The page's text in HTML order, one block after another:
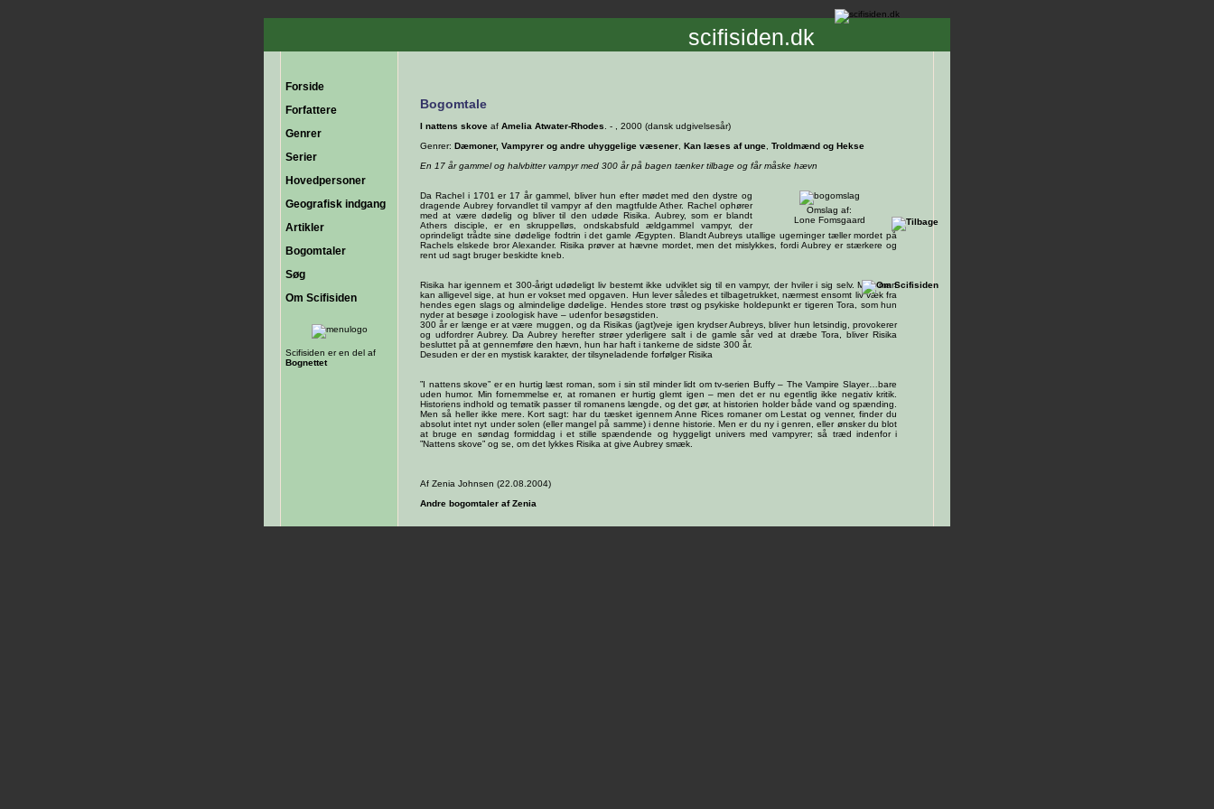
Forside
Forfattere
Genrer
Serier
Hovedpersoner
Geografisk indgang
Artikler
Bogomtaler
Søg
Om Scifisiden
Scifisiden er en del af
Bognettet
Bogomtale
I nattens skove af Amelia Atwater-Rhodes . - , 2000 (dansk udgivelsesår)
Genrer: Dæmoner, Vampyrer og andre uhyggelige væsener Kan læses af unge Troldmænd og Hekse
En 17 år gammel og halvbitter vampyr med 300 år på bagen tænker tilbage og får måske hævn
Omslag af:
Lone Fomsgaard
Da Rachel i 1701 er 17 år gammel, bliver hun efter mødet med den dystre og
dragende Aubrey forvandlet til vampyr af den magtfulde Ather. Rachel ophører
med at være dødelig og bliver til den udøde Risika. Aubrey, som er blandt
Athers disciple, er en skruppelløs, ondskabsfuld ældgammel vampyr, der
oprindeligt trådte sine dødelige fodtrin i det gamle Ægypten. Blandt Aubreys utallige ugerninger tæller mordet på
Rachels elskede bror Alexander. Risika prøver at hævne mordet, men det mislykkes, fordi Aubrey er stærkere og
rent ud sagt bruger beskidte kneb.
Risika har igennem et 300-årigt udødeligt liv bestemt ikke udviklet sig til en vampyr, der hviler i sig selv. Men man
kan alligevel sige, at hun er vokset med opgaven. Hun lever således et tilbagetrukket, nærmest ensomt liv væk fra
hendes egen slags og almindelige dødelige. Hendes store trøst og psykiske holdepunkt er tigeren Tora, som hun
nyder at besøge i zoologisk have – udenfor besøgstiden.
300 år er længe er at være muggen, og da Risikas (jagt)veje igen krydser Aubreys, bliver hun letsindig, provokerer
og udfordrer Aubrey. Da Aubrey herefter strøer yderligere salt i de gamle sår ved at dræbe Tora, bliver Risika
besluttet på at gennemføre den hævn, hun har haft i tankerne de sidste 300 år.
Desuden er der en mystisk karakter, der tilsyneladende forfølger Risika
”I nattens skove” er en hurtig læst roman, som i sin stil minder lidt om tv-serien Buffy – The Vampire Slayer…bare
uden humor. Min fornemmelse er, at romanen er hurtig glemt igen – men det er nu egentlig ikke negativ kritik.
Historiens indhold og tematik passer til romanens længde, og det gør, at historien holder både vand og spænding.
Men så heller ikke mere. Kort sagt: har du tæsket igennem Anne Rices romaner om Lestat og venner, finder du
absolut intet nyt under solen (eller mangel på samme) i denne historie. Men er du ny i genren, eller ønsker du blot
at bruge en søndag formiddag i et stille spændende og hyggeligt univers med vampyrer; så træd indenfor i
”Nattens skove” og se, om det lykkes Risika at give Aubrey smæk.
Af Zenia Johnsen (22.08.2004)
Andre bogomtaler af Zenia
scifisiden.dk